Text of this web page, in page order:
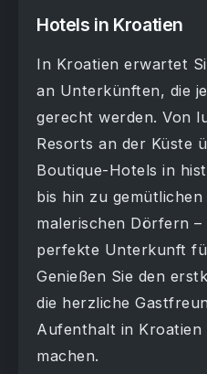
Hotels in Kroatien
In Kroatien erwartet
an Unterkünften, die
gerecht werden. Von
Resorts an der Küste
Boutique-Hotels in
bis hin zu
malerischen Dörfern –
perfekte Unterkunft
Genießen Sie den
die herzliche
Aufenthalt in Kroatien
machen.